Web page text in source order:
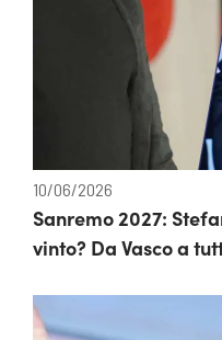
10/06/2026
Sanremo 2027:
vinto? Da Vasco a